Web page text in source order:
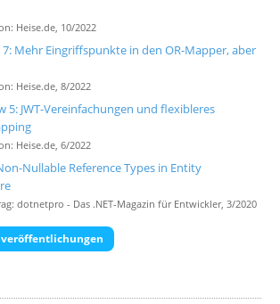
Heise.de, 10/2022
7: Mehr Eingriffspunkte in den OR-Mapper, aber
Heise.de, 8/2022
5: JWT-Vereinfachungen und flexibleres
Heise.de, 6/2022
Nullable Reference Types in Entity
dotnetpro - Das .NET-Magazin für Entwickler, 3/2020